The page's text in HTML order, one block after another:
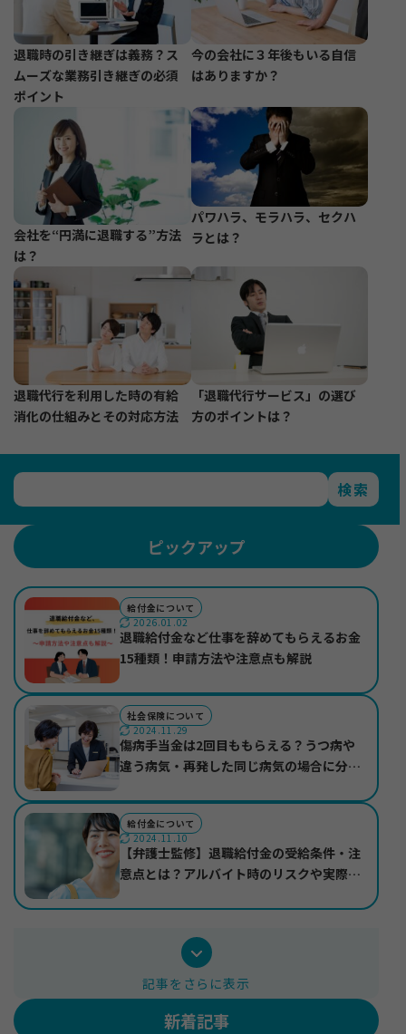
退職時の引き継ぎは義務？ス
ムーズな業務引き継ぎの必須
ポイント
今の会社に３年後もいる自信
はありますか？
会社を“円満に退職する”方法
は？
パワハラ、モラハラ、セクハ
ラとは？
退職代行を利用した時の有給
消化の仕組みとその対応方法
「退職代行サービス」の選び
方のポイントは？
検索
ピックアップ
給付金について
2026.01.02
退職給付金など仕事を辞めてもらえるお金
15種類！申請方法や注意点も解説
社会保険について
2024.11.29
傷病手当金は2回目ももらえる？うつ病や
違う病気・再発した同じ病気の場合に分け
給付金について
2024.11.10
【弁護士監修】退職給付金の受給条件・注
意点とは？アルバイト時のリスクや実際の
記事をさらに表示
新着記事